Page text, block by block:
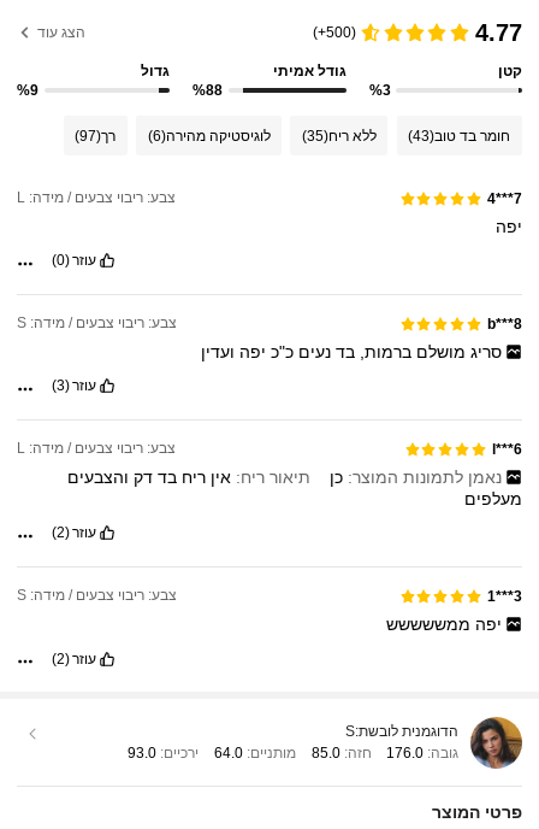
4.77
(500+) הצג עוד
קטן
%3
גודל אמיתי
%88
גדול
%9
חומר בד טוב(43) ללא ריח(35) לוגיסטיקה מהירה(6) רך(97)
7***4 צבע: ריבוי צבעים / מידה: L
יפה
עוזר(0)
b***8 צבע: ריבוי צבעים / מידה: S
סריג מושלם ברמות, בד נעים כ"כ יפה ועדין
עוזר(3)
l***6 צבע: ריבוי צבעים / מידה: L
נאמן לתמונות המוצר: כן תיאור ריח: אין ריח בד דק והצבעים
מעלפים
עוזר(2)
3***1 צבע: ריבוי צבעים / מידה: S
יפה ממששששש
עוזר(2)
הדוגמנית לובשת:S
גובה: 176.0 חזה:85.0 מותניים: 64.0 ירכיים: 93.0
פרטי המוצר